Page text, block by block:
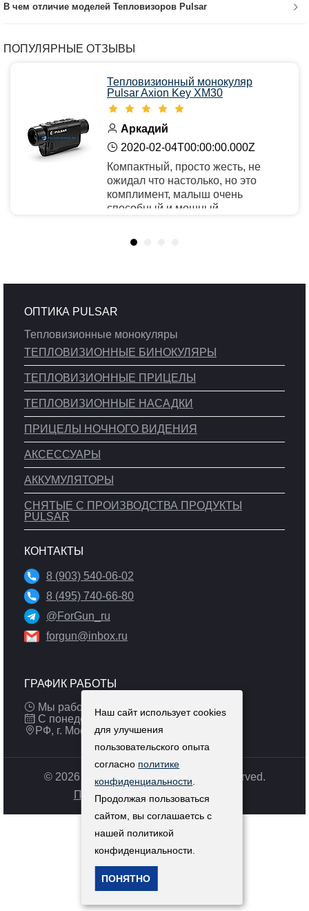
В чем отличие моделей Тепловизоров Pulsar
ПОПУЛЯРНЫЕ ОТЗЫВЫ
Тепловизионный монокуляр
Pulsar Axion Key XM30
Аркадий
2020-02-04T00:00:00.000Z
Компактный, просто жесть, не
ожидал что настолько, но это
комплимент, малыш очень
способный и мощный.
ОПТИКА PULSAR
Тепловизионные монокуляры
ТЕПЛОВИЗИОННЫЕ БИНОКУЛЯРЫ
ТЕПЛОВИЗИОННЫЕ ПРИЦЕЛЫ
ТЕПЛОВИЗИОННЫЕ НАСАДКИ
ПРИЦЕЛЫ НОЧНОГО ВИДЕНИЯ
АКСЕССУАРЫ
АККУМУЛЯТОРЫ
СНЯТЫЕ С ПРОИЗВОДСТВА ПРОДУКТЫ
PULSAR
КОНТАКТЫ
8 (903) 540-06-02
8 (495) 740-66-80
@ForGun_ru
forgun@inbox.ru
ГРАФИК РАБОТЫ
Мы работаем: 9:00 — 19:00 (МСК)
С понедельника по пятницу
РФ, г. Москва
© 2026 Pulsar-russia.ru. All Rights Reserved.
Политика конфиденциальности
Наш сайт использует cookies
для улучшения
пользовательского опыта
согласно политике
конфиденциальности
Продолжая пользоваться
сайтом, вы соглашаетсь с
нашей политикой
конфиденциальности.
ПОНЯТНО